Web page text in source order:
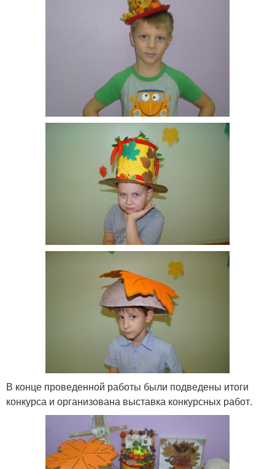
В конце проведенной работы были подведены итоги
конкурса и организована выставка конкурсных работ.